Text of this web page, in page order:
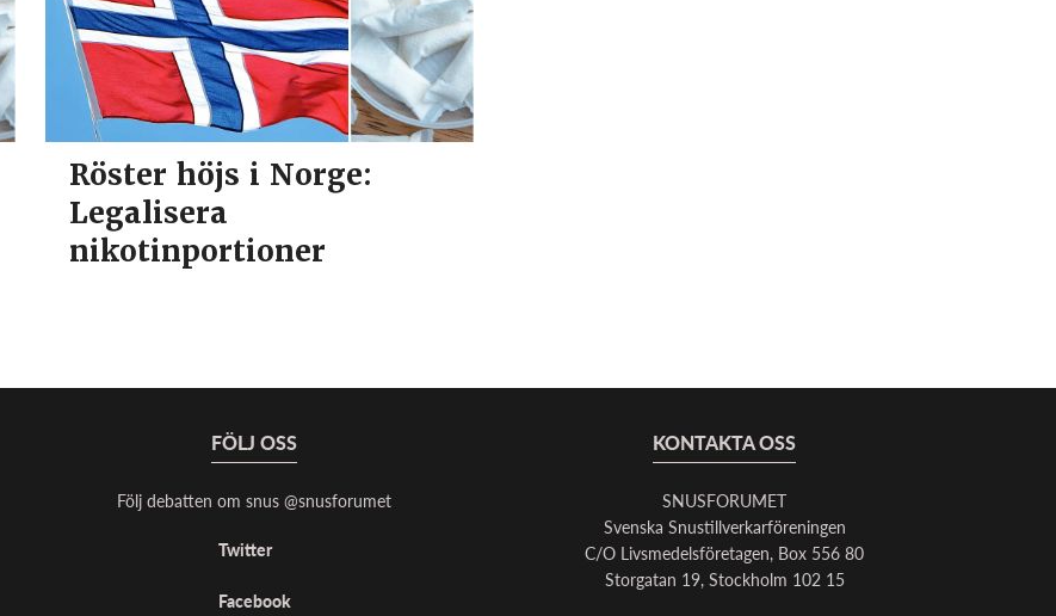
Röster höjs i Norge:
Legalisera
nikotinportioner
FÖLJ OSS
Följ debatten om snus @snusforumet
Twitter
Facebook
KONTAKTA OSS
SNUSFORUMET
Svenska Snustillverkarföreningen
C/O Livsmedelsföretagen, Box 556 80
Storgatan 19, Stockholm 102 15